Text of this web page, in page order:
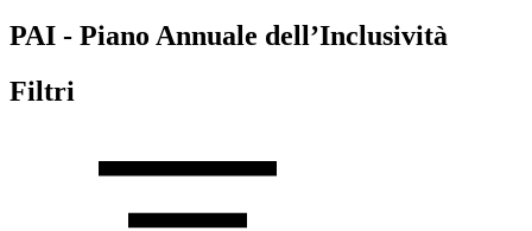
PAI - Piano Annuale dell’Inclusività
Filtri